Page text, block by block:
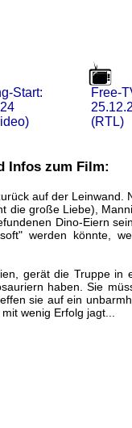
Start:
Free-
(RTL)
Infos zum Film:
auf der Leinwand.
die große Liebe),
Dino-Eiern
werden könnte,
gerät die Truppe in
haben. Sie
sie auf ein
wenig Erfolg jagt...